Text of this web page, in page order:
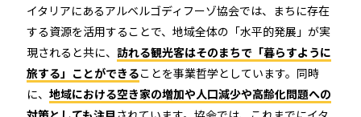
イタリアにあるアルベルゴディフーゾ協会では、まちに存在
する資源を活用することで、地域全体の「水平的発展」が実
現されると共に、 訪れる観光客はそのまちで「暮らすように
旅する」ことができることを事業哲学としています。同時
に、 地域における空き家の増加や人口減少や高齢化問題への